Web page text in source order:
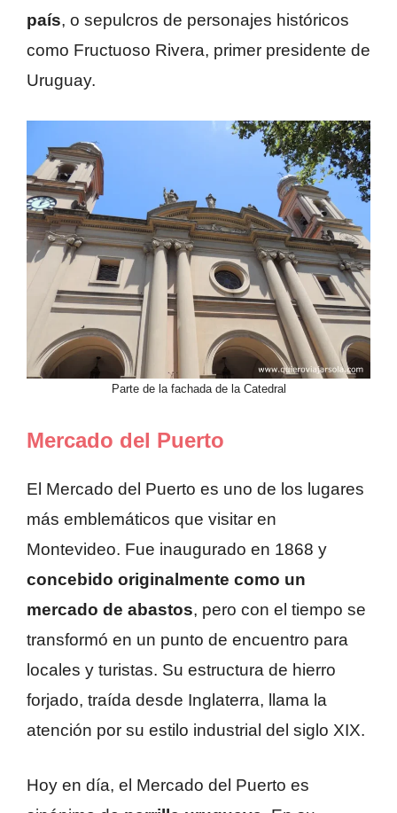
país, o sepulcros de personajes históricos
como Fructuoso Rivera, primer presidente de
Uruguay.
Parte de la fachada de la Catedral
Mercado del Puerto
El Mercado del Puerto es uno de los lugares
más emblemáticos que visitar en
Montevideo. Fue inaugurado en 1868 y
concebido originalmente como un
mercado de abastos, pero con el tiempo se
transformó en un punto de encuentro para
locales y turistas. Su estructura de hierro
forjado, traída desde Inglaterra, llama la
atención por su estilo industrial del siglo XIX.
Hoy en día, el Mercado del Puerto es